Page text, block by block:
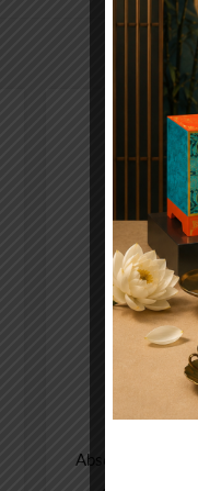
Absolut Kurant